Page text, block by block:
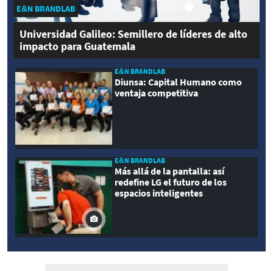
E&N BRANDLAB
Universidad Galileo: Semillero de líderes de alto
impacto para Guatemala
E&N BRANDLAB
Diunsa: Capital Humano como
ventaja competitiva
E&N BRANDLAB
Más allá de la pantalla: así
redefine LG el futuro de los
espacios inteligentes